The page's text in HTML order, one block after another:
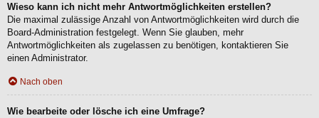
Wieso kann ich nicht mehr Antwortmöglichkeiten erstellen?
Die maximal zulässige Anzahl von Antwortmöglichkeiten wird durch die
Board-Administration festgelegt. Wenn Sie glauben, mehr
Antwortmöglichkeiten als zugelassen zu benötigen, kontaktieren Sie
einen Administrator.
Nach oben
Wie bearbeite oder lösche ich eine Umfrage?